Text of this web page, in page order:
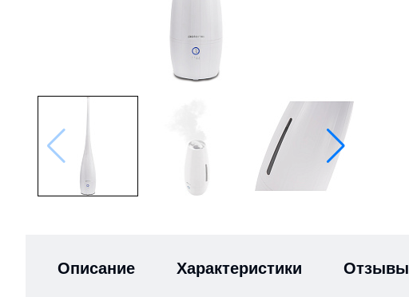
Описание Характеристики Отзывы